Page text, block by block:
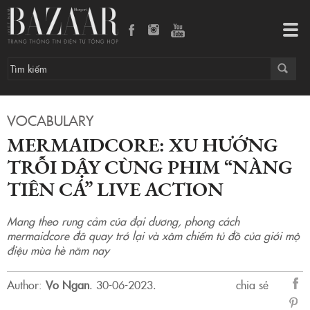
VOCABULARY
MERMAIDCORE: XU HƯỚNG
TRỖI DẬY CÙNG PHIM “NÀNG
TIÊN CÁ” LIVE ACTION
Mang theo rung cảm của đại dương, phong cách
mermaidcore đã quay trở lại và xâm chiếm tủ đồ của giới mộ
điệu mùa hè năm nay
Author: Vo Ngan. 30-06-2023.
chia sẻ
sẻ